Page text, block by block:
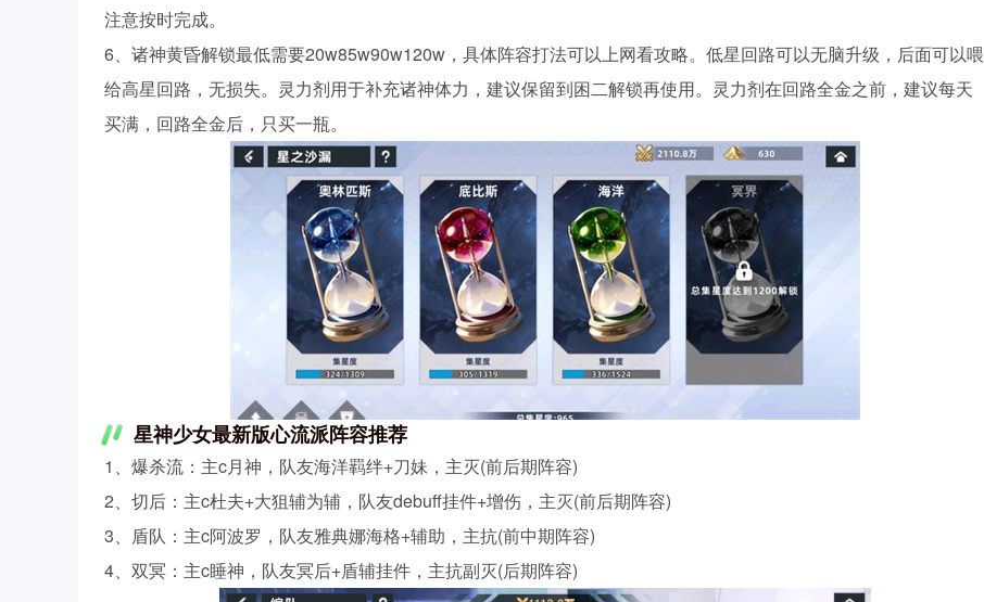
注意按时完成。
6、诸神黄昏解锁最低需要20w85w90w120w，具体阵容打法可以上网看攻略。低星回路可以无脑升级，后面可以喂
给高星回路，无损失。灵力剂用于补充诸神体力，建议保留到困二解锁再使用。灵力剂在回路全金之前，建议每天
买满，回路全金后，只买一瓶。
星神少女最新版心流派阵容推荐
1、爆杀流：主c月神，队友海洋羁绊+刀妹，主灭(前后期阵容)
2、切后：主c杜夫+大狙辅为辅，队友debuff挂件+增伤，主灭(前后期阵容)
3、盾队：主c阿波罗，队友雅典娜海格+辅助，主抗(前中期阵容)
4、双冥：主c睡神，队友冥后+盾辅挂件，主抗副灭(后期阵容)